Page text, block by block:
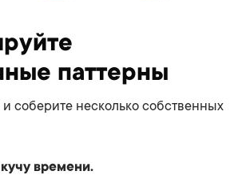
паттерны
соберите несколько собственных
времени.